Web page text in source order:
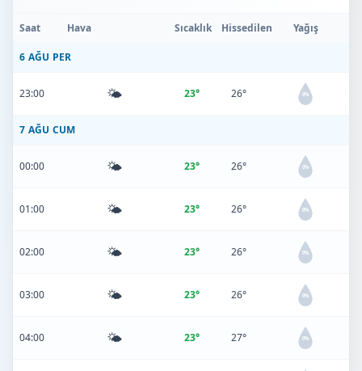
Saat Hava Sıcaklık Hissedilen Yağış
6 AĞU PER
23:00 🌤️ 23° 26° 0%
7 AĞU CUM
00:00 🌤️ 23° 26° 0%
01:00 🌤️ 23° 26° 0%
02:00 🌤️ 23° 26° 0%
03:00 🌤️ 23° 26° 0%
04:00 🌤️ 23° 27° 0%